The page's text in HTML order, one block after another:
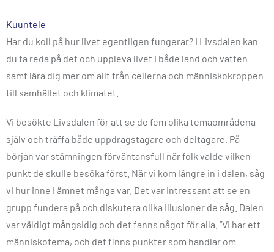
Kuuntele
Har du koll på hur livet egentligen fungerar? I Livsdalen kan
du ta reda på det och uppleva livet i både land och vatten
samt lära dig mer om allt från cellerna och människokroppen
till samhället och klimatet.
Vi besökte Livsdalen för att se de fem olika temaområdena
själv och träffa både uppdragstagare och deltagare. På
början var stämningen förväntansfull när folk valde vilken
punkt de skulle besöka först. När vi kom längre in i dalen, såg
vi hur inne i ämnet många var. Det var intressant att se en
grupp fundera på och diskutera olika illusioner de såg. Dalen
var väldigt mångsidig och det fanns något för alla. ”Vi har ett
människotema, och det finns punkter som handlar om